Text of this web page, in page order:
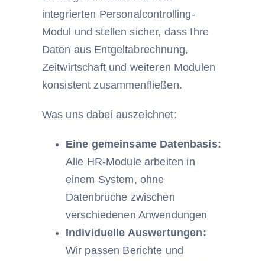
integrierten Personalcontrolling-
Modul und stellen sicher, dass Ihre
Daten aus Entgeltabrechnung,
Zeitwirtschaft und weiteren Modulen
konsistent zusammenfließen.
Was uns dabei auszeichnet:
Eine gemeinsame Datenbasis:
Alle HR-Module arbeiten in
einem System, ohne
Datenbrüche zwischen
verschiedenen Anwendungen
Individuelle Auswertungen:
Wir passen Berichte und